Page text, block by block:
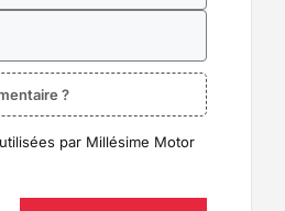
?
par Millésime Motor